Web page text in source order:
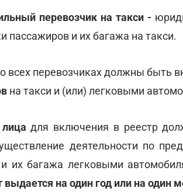
перевозчик на такси -
пассажиров и их багажа на такси.
всех перевозчиках должны быть
на такси и (или) легковыми
для включения в реестр
деятельности по
их багажа легковыми
выдается на один год или на один